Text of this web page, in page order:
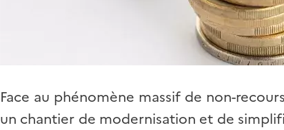
Face au phénomène massif de non-
un chantier de modernisation et de